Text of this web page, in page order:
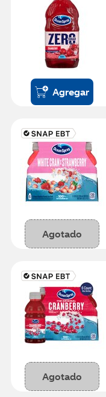
Agregar
Agotado
Agotado